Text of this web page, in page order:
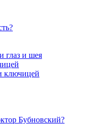
глаз и шея
ключицей
Бубновский?